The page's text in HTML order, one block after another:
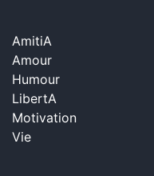
AmitiA
Amour
Humour
LibertA
Motivation
Vie